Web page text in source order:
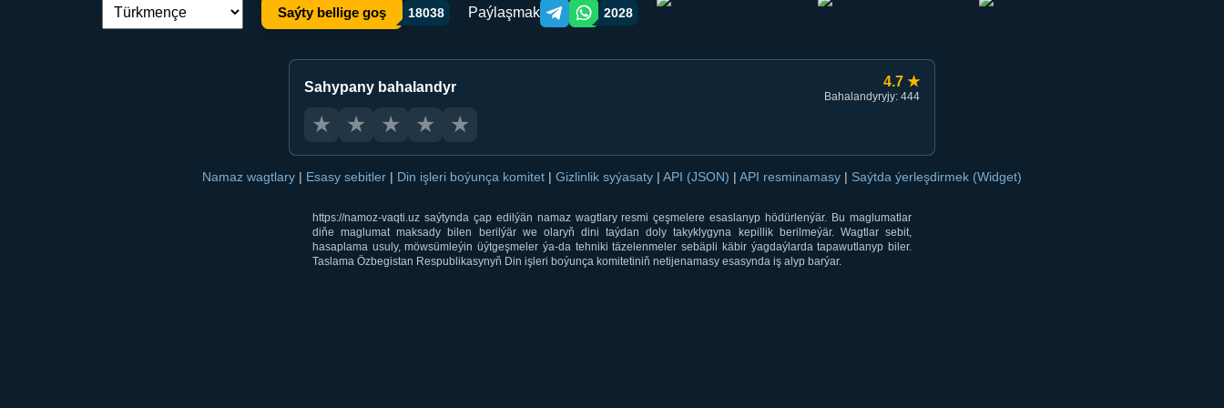
Dil çalşyryş: Saýty bellige goş 18038 Paýlaşmak Telegram orqali ulashish
WhatsApp orqali ulashish
2028
Sahypany bahalandyr 4.7 ★
Bahalandyryjy: 444
★ ★ ★ ★ ★
Namaz wagtlary | Esasy sebitler | Din işleri boýunça komitet | Gizlinlik syýasaty | API (JSON) | API resminamasy | Saýtda ýerleşdirmek (Widget)
https://namoz-vaqti.uz saýtynda çap edilýän namaz wagtlary resmi çeşmelere esaslanyp hödürlenýär. Bu maglumatlar
diňe maglumat maksady bilen berilýär we olaryň dini taýdan doly takyklygyna kepillik berilmeýär. Wagtlar sebit,
hasaplama usuly, möwsümleýin üýtgeşmeler ýa-da tehniki täzelenmeler sebäpli käbir ýagdaýlarda tapawutlanyp biler.
Taslama Özbegistan Respublikasynyň Din işleri boýunça komitetiniň netijenamasy esasynda iş alyp barýar.